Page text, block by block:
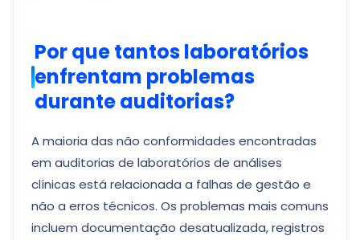
Por que tantos laboratórios
enfrentam problemas
durante auditorias?
A maioria das não conformidades encontradas
em auditorias de laboratórios de análises
clínicas está relacionada a falhas de gestão e
não a erros técnicos. Os problemas mais comuns
incluem documentação desatualizada, registros